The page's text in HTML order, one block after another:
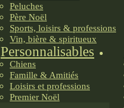
Peluches
Père Noël
Sports, loisirs & professions
Vin, bière & spiritueux
Personnalisables
Chiens
Famille & Amitiés
Loisirs et professions
Premier Noël